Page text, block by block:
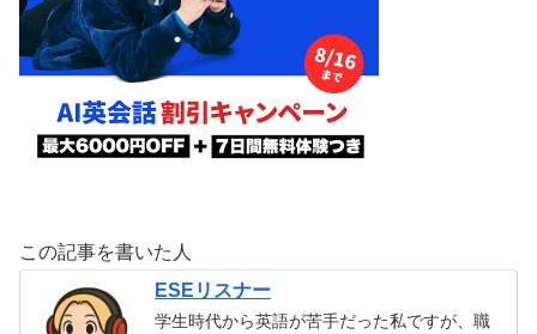
この記事を書いた人
ESEリスナー
学生時代から英語が苦手だった私ですが、職